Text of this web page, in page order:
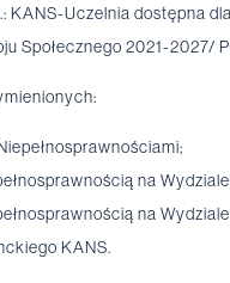
KANS-Uczelnia dostępna
Społecznego 2021-2027/
na
na
KANS.